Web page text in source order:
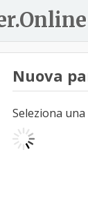
Nuova
Seleziona